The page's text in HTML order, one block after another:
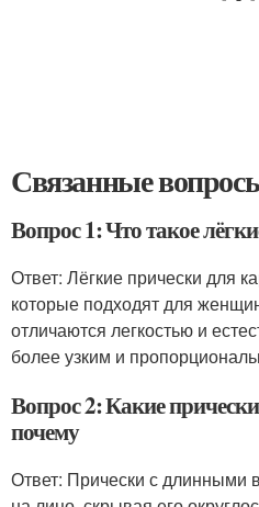
Связанные
Вопрос 1: Что такое
Ответ: Лёгкие прически для
которые подходят для
отличаются легкостью и
более узким и
Вопрос 2: Какие
почему
Ответ: Прически с длинными